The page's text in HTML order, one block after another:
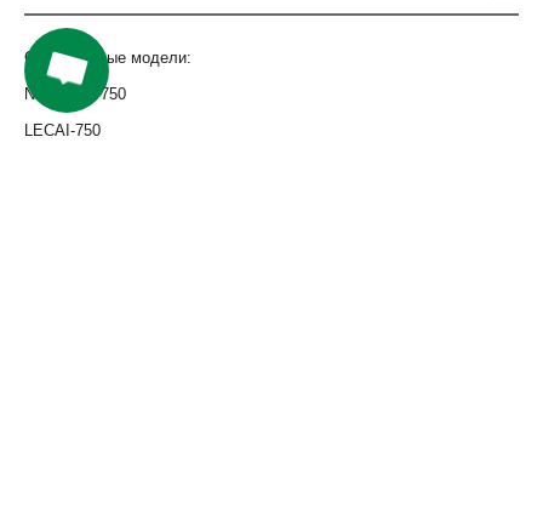
Совместимые модели:
NOVAJET-750
LECAI-750